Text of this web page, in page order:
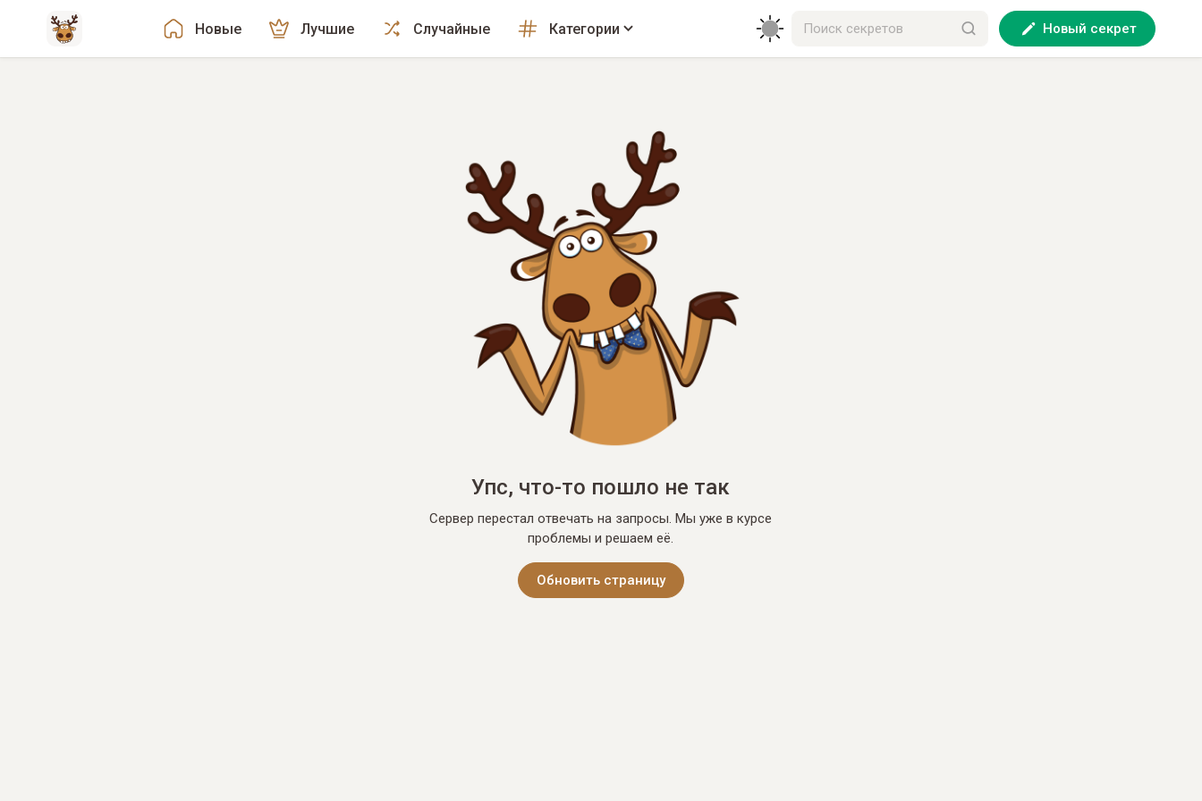
Новые Лучшие Случайные Категории Новый секрет
Упс, что-то пошло не так
Сервер перестал отвечать на запросы. Мы уже в курсе
проблемы и решаем её.
Обновить страницу